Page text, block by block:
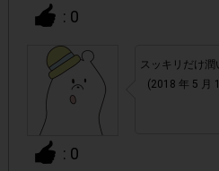
回の参加とさせていただいており
・悪質な投稿があった場合、 ア
だくこともあります。
・スマートフォン、携帯電話、タ
て、機種によってはアンケート
: 0
: 0
スッキリだけ潤
(2018 年 5 月